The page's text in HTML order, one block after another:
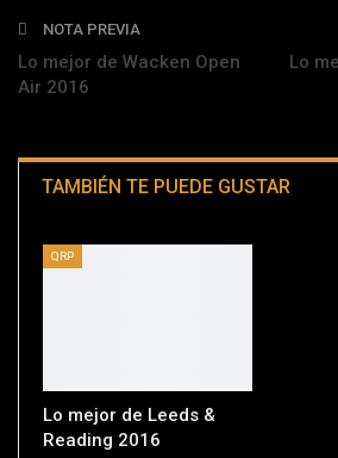
NOTA PREVIA
Lo mejor de Wacken Open
Air 2016
Lo
TAMBIÉN TE PUEDE GUSTAR
QRP
Lo mejor de Leeds &
Reading 2016